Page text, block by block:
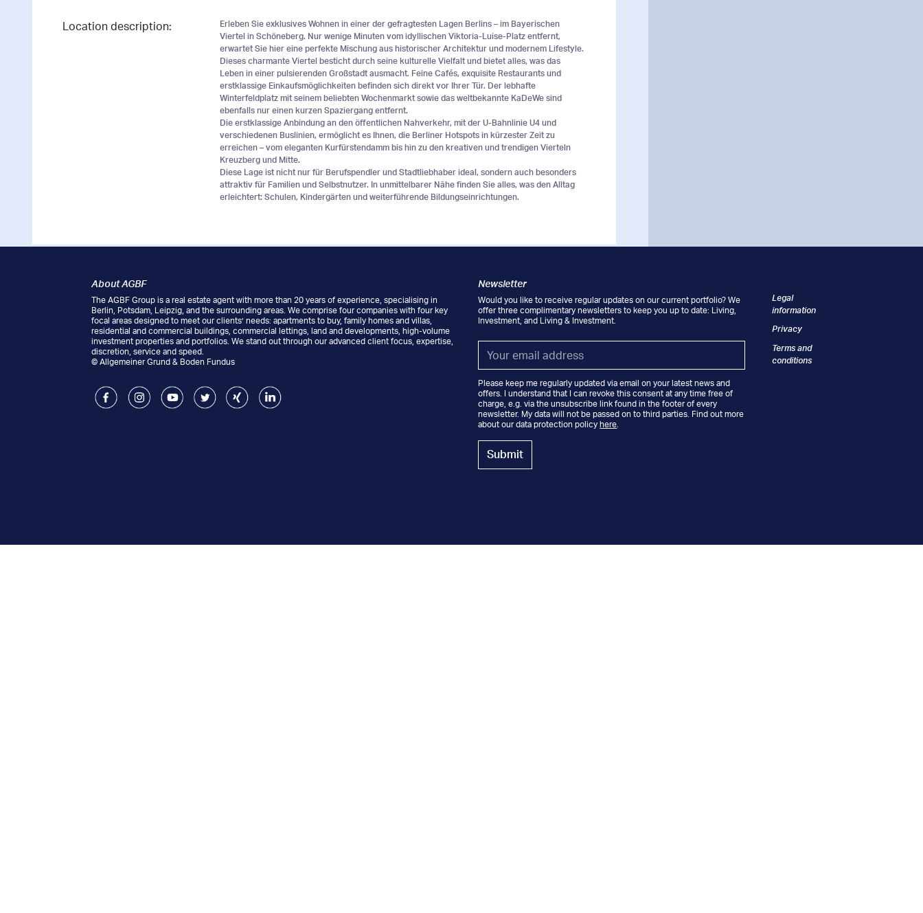
Location description:
Erleben Sie exklusives Wohnen in einer der gefragtesten Lagen Berlins – im Bayerischen
Viertel in Schöneberg. Nur wenige Minuten vom idyllischen Viktoria-Luise-Platz entfernt,
erwartet Sie hier eine perfekte Mischung aus historischer Architektur und modernem Lifestyle.
Dieses charmante Viertel besticht durch seine kulturelle Vielfalt und bietet alles, was das
Leben in einer pulsierenden Großstadt ausmacht. Feine Cafés, exquisite Restaurants und
erstklassige Einkaufsmöglichkeiten befinden sich direkt vor Ihrer Tür. Der lebhafte
Winterfeldplatz mit seinem beliebten Wochenmarkt sowie das weltbekannte KaDeWe sind
ebenfalls nur einen kurzen Spaziergang entfernt.
Die erstklassige Anbindung an den öffentlichen Nahverkehr, mit der U-Bahnlinie U4 und
verschiedenen Buslinien, ermöglicht es Ihnen, die Berliner Hotspots in kürzester Zeit zu
erreichen – vom eleganten Kurfürstendamm bis hin zu den kreativen und trendigen Vierteln
Kreuzberg und Mitte.
Diese Lage ist nicht nur für Berufspendler und Stadtliebhaber ideal, sondern auch besonders
attraktiv für Familien und Selbstnutzer. In unmittelbarer Nähe finden Sie alles, was den Alltag
erleichtert: Schulen, Kindergärten und weiterführende Bildungseinrichtungen.
About AGBF
The AGBF Group is a real estate agent with more than 20 years of experience, specialising in
Berlin, Potsdam, Leipzig, and the surrounding areas. We comprise four companies with four key
focal areas designed to meet our clients’ needs: apartments to buy, family homes and villas,
residential and commercial buildings, commercial lettings, land and developments, high-volume
investment properties and portfolios. We stand out through our advanced client focus, expertise,
discretion, service and speed.
© Allgemeiner Grund & Boden Fundus
FacebookInstagramYoutube Twitter Xing LinkedIn
Newsletter
Would you like to receive regular updates on our current portfolio? We
offer three complimentary newsletters to keep you up to date: Living,
Investment, and Living & Investment.
Please keep me regularly updated via email on your latest news and
offers. I understand that I can revoke this consent at any time free of
charge, e.g. via the unsubscribe link found in the footer of every
newsletter. My data will not be passed on to third parties. Find out more
about our data protection policyhere
Legal
information
Privacy
Terms and
conditions